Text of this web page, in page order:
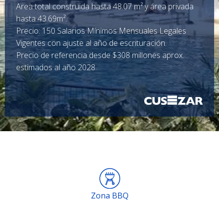
Area total construida hasta 48.07 m² y área privada
hasta 43.69m².
Precio: 150 Salarios Mínimos Mensuales Legales
Vigentes con ajuste al año de escrituración.
Precio de referencia desde $308 millones aprox.
estimados al año 2028.
Zona BBQ